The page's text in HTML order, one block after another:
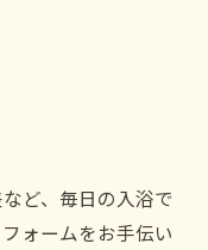
ど、毎日の入浴で
ォームをお手伝い